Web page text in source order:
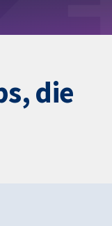
die